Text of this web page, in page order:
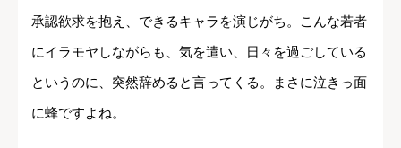
承認欲求を抱え、できるキャラを演じがち。こんな若者
にイラモヤしながらも、気を遣い、日々を過ごしている
というのに、突然辞めると言ってくる。まさに泣きっ面
に蜂ですよね。